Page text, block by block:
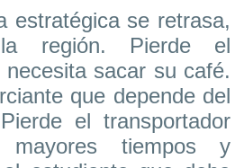
estratégica se retrasa,
región. Pierde el
sacar su café.
que depende del
el transportador
mayores tiempos y